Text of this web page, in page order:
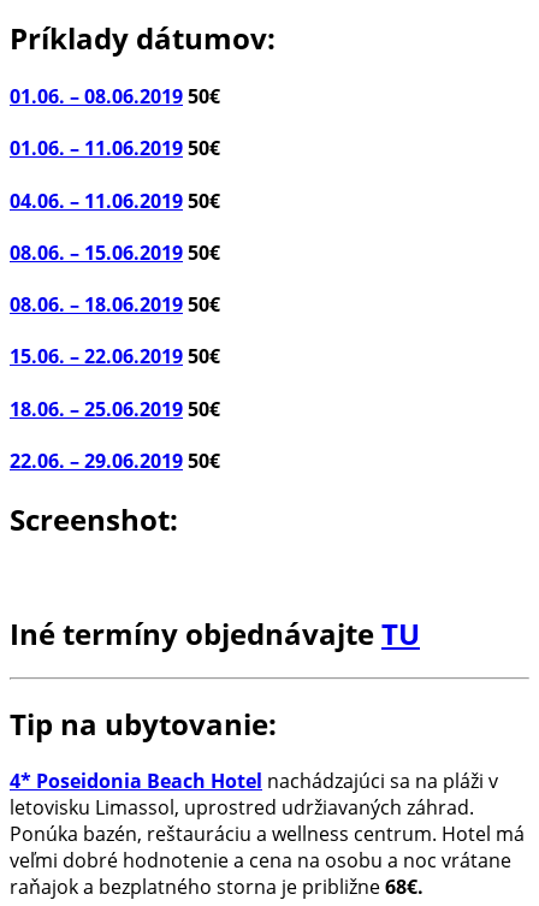
Príklady dátumov:
01.06. – 08.06.201950€
01.06. – 11.06.201950€
04.06. – 11.06.201950€
08.06. – 15.06.201950€
08.06. – 18.06.201950€
15.06. – 22.06.201950€
18.06. – 25.06.201950€
22.06. – 29.06.201950€
Screenshot:
Iné termíny objednávajteTU
Tip na ubytovanie:
4* Poseidonia Beach Hotel nachádzajúci sa na pláži v
letovisku Limassol, uprostred udržiavaných záhrad.
Ponúka bazén, reštauráciu a wellness centrum. Hotel má
veľmi dobré hodnotenie a cena na osobu a noc vrátane
raňajok a bezplatného storna je približne68€.